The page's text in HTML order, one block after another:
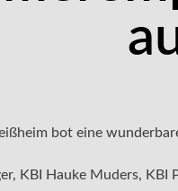
bot eine
KBI Hauke Muders,